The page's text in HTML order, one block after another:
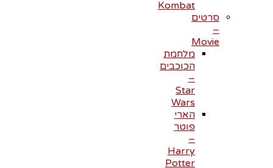
Kombat
סרטים
–
Movie
מלחמת
הכוכבים
–
Star
Wars
הארי
פוטר
–
Harry
Potter